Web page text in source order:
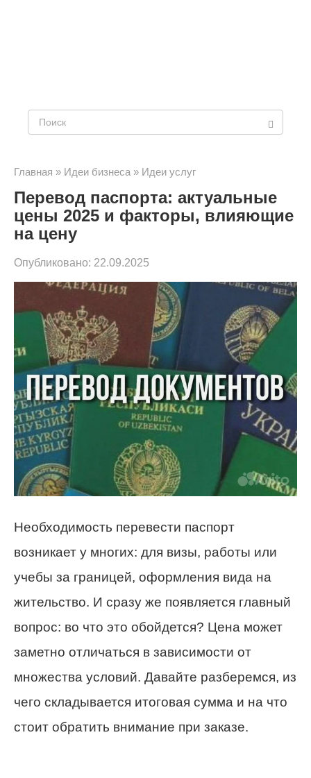
Главная » Идеи бизнеса » Идеи услуг
Перевод паспорта: актуальные
цены 2025 и факторы, влияющие
на цену
Опубликовано: 22.09.2025
Необходимость перевести паспорт
возникает у многих: для визы, работы или
учебы за границей, оформления вида на
жительство. И сразу же появляется главный
вопрос: во что это обойдется? Цена может
заметно отличаться в зависимости от
множества условий. Давайте разберемся, из
чего складывается итоговая сумма и на что
стоит обратить внимание при заказе.